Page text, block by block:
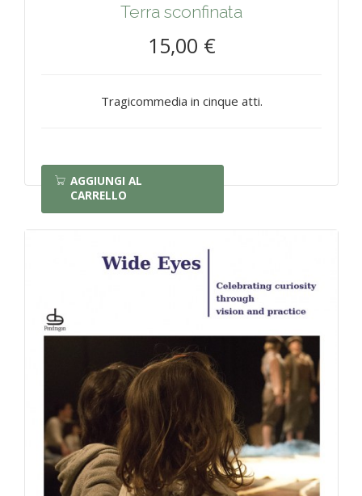
Terra sconfinata
15,00 €
Tragicommedia in cinque atti.
AGGIUNGI AL
CARRELLO